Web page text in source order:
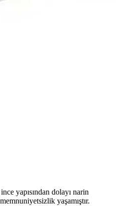
kullanım için dikkat
gibi ana özelliklerini
yapısından dolayı narin
yaşamıştır.